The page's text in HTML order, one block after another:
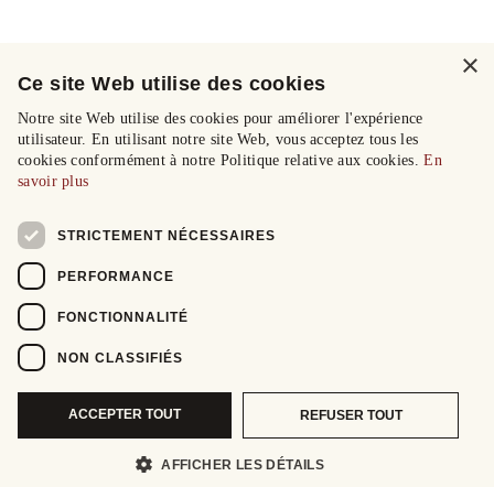
×
Ce site Web utilise des cookies
Notre site Web utilise des cookies pour améliorer l'expérience
utilisateur. En utilisant notre site Web, vous acceptez tous les
cookies conformément à notre Politique relative aux cookies.En
savoir plus
STRICTEMENT NÉCESSAIRES
PERFORMANCE
FONCTIONNALITÉ
NON CLASSIFIÉS
ACCEPTER TOUT REFUSER TOUT
AFFICHER LES DÉTAILS